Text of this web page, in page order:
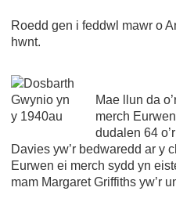
Roedd gen i feddwl mawr o
hwnt.
Mae llun da
merch
dudalen 64
Davies yw’r bedwaredd ar y
Eurwen ei merch sydd yn
mam Margaret Griffiths yw’r